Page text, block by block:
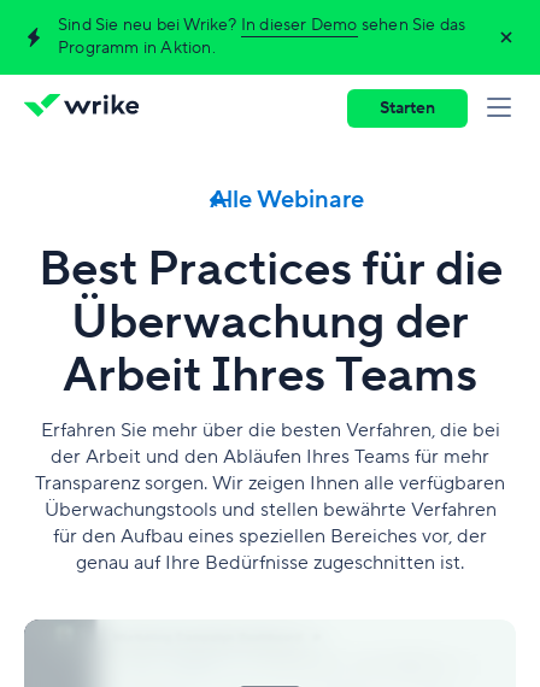
Sind Sie neu bei Wrike? In dieser Demo sehen Sie das
Programm in Aktion.
Starten
Alle Webinare
Best Practices für die
Überwachung der
Arbeit Ihres Teams
Erfahren Sie mehr über die besten Verfahren, die bei
der Arbeit und den Abläufen Ihres Teams für mehr
Transparenz sorgen. Wir zeigen Ihnen alle verfügbaren
Überwachungstools und stellen bewährte Verfahren
für den Aufbau eines speziellen Bereiches vor, der
genau auf Ihre Bedürfnisse zugeschnitten ist.